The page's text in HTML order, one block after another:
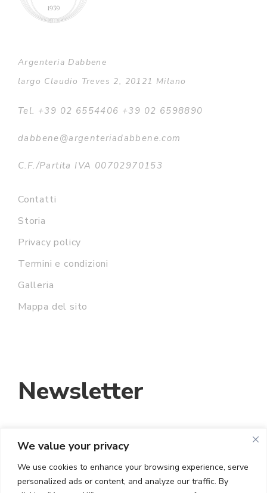
We value your privacy
We use cookies to enhance your browsing experience, serve
personalized ads or content, and analyze our traffic. By
Argenteria Dabbene
largo Claudio Treves 2, 20121 Milano
Tel. +39 02 6554406 +39 02 6598890
dabbene@argenteriadabbene.com
C.F./Partita IVA 00702970153
Contatti
Storia
Privacy policy
Termini e condizioni
Galleria
Mappa del sito
Newsletter
INDIRIZZO EMAIL: